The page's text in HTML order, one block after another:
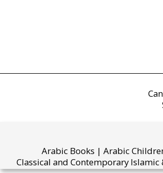
Arabic Books | Arabic
Classical and Contemporary